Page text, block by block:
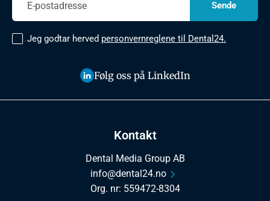
Kontakt
Dental Media Group AB
info@dental24.no
Org. nr: 559472-8304
Jeg godtar herved personvernreglene til Dental24.
Følg oss på LinkedIn